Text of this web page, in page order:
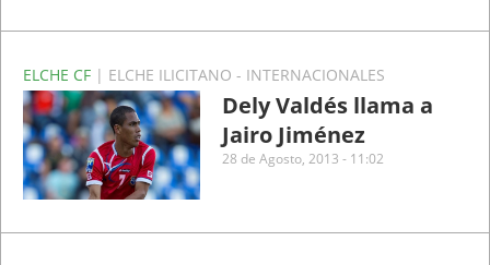
ELCHE CF | ELCHE ILICITANO - INTERNACIONALES
Dely Valdés llama a
Jairo Jiménez
28 de Agosto, 2013 - 11:02